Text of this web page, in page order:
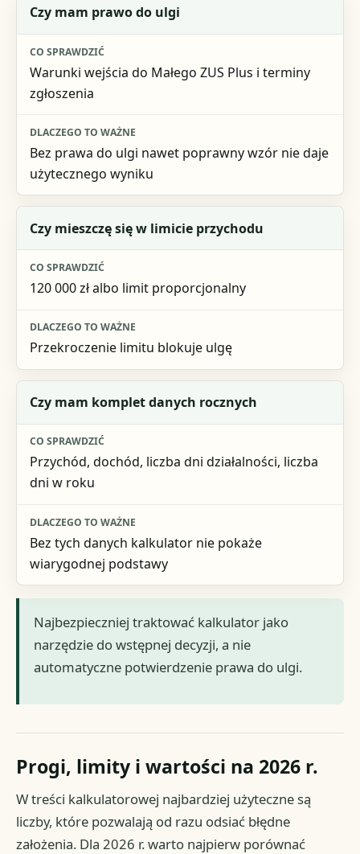
Pytanie na start
Co sprawdzić
Dlaczego to ważne
Czy mam prawo do ulgi
Warunki wejścia do Małego ZUS Plus i terminy
zgłoszenia
Bez prawa do ulgi nawet poprawny wzór nie daje
użytecznego wyniku
Czy mieszczę się w limicie przychodu
120 000 zł albo limit proporcjonalny
Przekroczenie limitu blokuje ulgę
Czy mam komplet danych rocznych
Przychód, dochód, liczba dni działalności, liczba
dni w roku
Bez tych danych kalkulator nie pokaże
wiarygodnej podstawy
Najbezpieczniej traktować kalkulator jako
narzędzie do wstępnej decyzji, a nie
automatyczne potwierdzenie prawa do ulgi.
Progi, limity i wartości na 2026 r.
W treści kalkulatorowej najbardziej użyteczne są
liczby, które pozwalają od razu odsiać błędne
założenia. Dla 2026 r. warto najpierw porównać